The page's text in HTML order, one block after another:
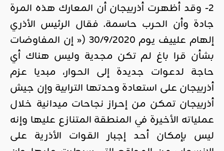
2- وقد أظهرت أذربيجان أن المعارك هذه المرة
جادة وأن الحرب حاسمة. فقال الرئيس الأذري
إلهام علييف يوم 30/9/2020 (« إن المفاوضات
بشأن قرا باغ لم تكن مجدية وليس هناك أي
حاجة لدعوات جديدة إلى الحوار، مبديا عزم
أذربيجان على استعادة وحدتها الترابية وإن جيش
أذربيجان تمكن من إحراز نجاحات ميدانية خلال
عملياته الأخيرة في المنطقة المتنازع عليها وإنه
ليس بإمكان أحد إجبار القوات الأذرية على